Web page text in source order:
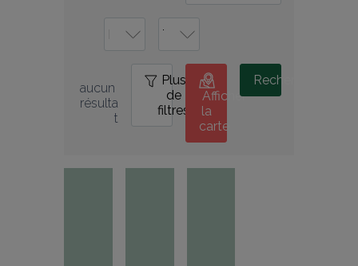
aucun
résulta
t
Plus
de
filtres
Afficher
la
carte
Rechercher